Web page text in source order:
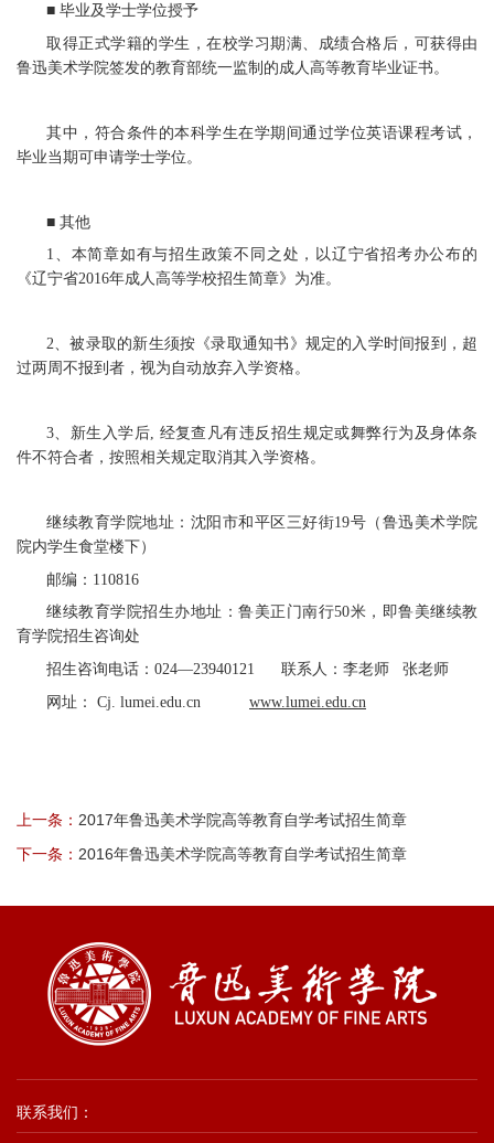
■ 毕业及学士学位授予
取得正式学籍的学生，在校学习期满、成绩合格后，可获得由
鲁迅美术学院签发的教育部统一监制的成人高等教育毕业证书。
其中，符合条件的本科学生在学期间通过学位英语课程考试，
毕业当期可申请学士学位。
■ 其他
1、本简章如有与招生政策不同之处，以辽宁省招考办公布的
《辽宁省2016年成人高等学校招生简章》为准。
2、被录取的新生须按《录取通知书》规定的入学时间报到，超
过两周不报到者，视为自动放弃入学资格。
3、新生入学后, 经复查凡有违反招生规定或舞弊行为及身体条
件不符合者，按照相关规定取消其入学资格。
继续教育学院地址：沈阳市和平区三好街19号（鲁迅美术学院
院内学生食堂楼下）
邮编：110816
继续教育学院招生办地址：鲁美正门南行50米，即鲁美继续教
育学院招生咨询处
招生咨询电话：024—23940121 联系人：李老师 张老师
网址： Cj. lumei.edu.cn www.lumei.edu.cn
上一条： 2017年鲁迅美术学院高等教育自学考试招生简章
下一条： 2016年鲁迅美术学院高等教育自学考试招生简章
联系我们：